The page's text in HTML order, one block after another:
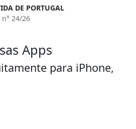
DE PORTUGAL
24/26
Apps
para iPhone,